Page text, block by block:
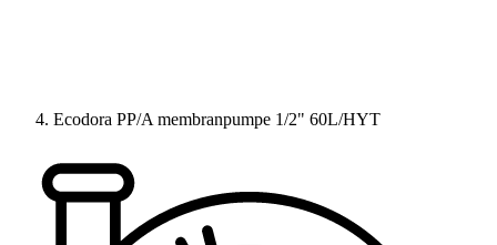
Ecodora PP/A membranpumpe 1/2" 60L/HYT